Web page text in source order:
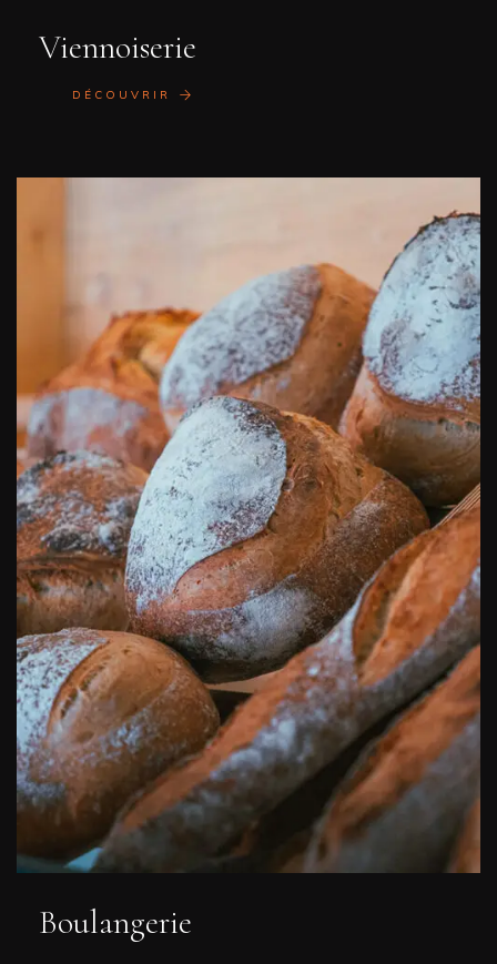
Viennoiserie
DÉCOUVRIR
Boulangerie